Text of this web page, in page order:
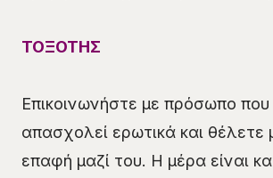
ΤΟΞΟΤΗΣ
Επικοινωνήστε με πρόσωπο
απασχολεί ερωτικά και θέλετε
επαφή μαζί του. Η μέρα είναι